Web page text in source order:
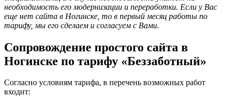
необходимость его модернизации и переработки. Если у Вас
еще нет сайта в Ногинске, то в первый месяц работы по
тарифу, мы его сделаем и согласуем с Вами.
Сопровождение простого сайта в
Ногинске по тарифу «Беззаботный»
Согласно условиям тарифа, в перечень возможных работ
входит: